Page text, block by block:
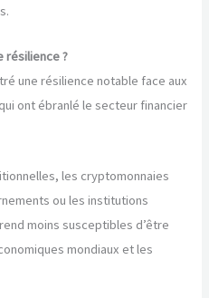
résilience ?
une résilience notable face aux
ont ébranlé le secteur financier
les cryptomonnaies
ou les institutions
moins susceptibles d’être
mondiaux et les